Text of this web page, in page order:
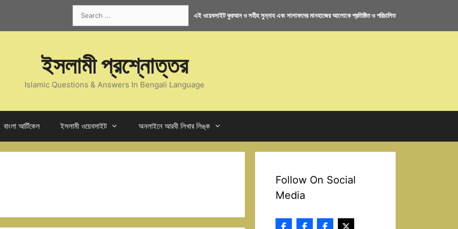
for:
এই ওয়েবসাইট কুরআন ও সহীহ সুন্নাহ এবং সালাফদের মানহাজের আলোকে প্রতিষ্ঠিত ও পরিচালিত
ইসলামী প্রশ্নোত্তর
Islamic Questions & Answers In Bengali Language
বাংলা আর্টিকেল ইসলামী ওয়েবসাইট অনলাইনে আরবী লিখার লিঙ্ক
Follow On Social
Media